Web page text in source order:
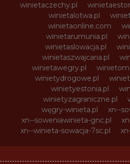
winietaczechy.pl
winietalotwa.pl
winietaonline.com
winietarumunia.pl
winietaslowacja.pl
winietaszwajcaria.pl
winietawegry.pl
winietydrogowe.pl
winietyestonia.pl
winietyzagraniczne.pl
węgry-winieta.pl
xn--
xn--soweniawinieta-gnc.pl
xn--winieta-sowacja-7sc.pl